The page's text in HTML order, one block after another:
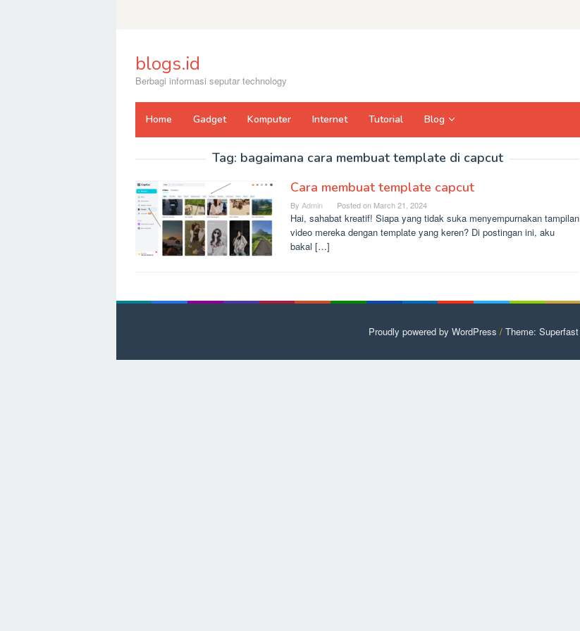
blogs.id
Berbagi informasi seputar technology
Home Gadget Komputer Internet Tutorial Blog
Tag: bagaimana cara membuat template di capcut
Cara membuat template capcut
By Admin Posted on March 21, 2024
Hai, sahabat kreatif! Siapa yang tidak suka menyempurnakan tampilan
video mereka dengan template yang keren? Di postingan ini, aku
bakal […]
Proudly powered by WordPress / Theme: Superfast